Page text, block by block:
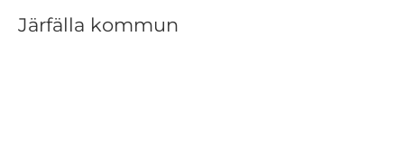
Järfälla kommun